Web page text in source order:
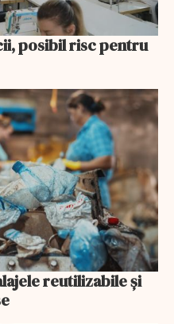
posibil risc pentru
reutilizabile și